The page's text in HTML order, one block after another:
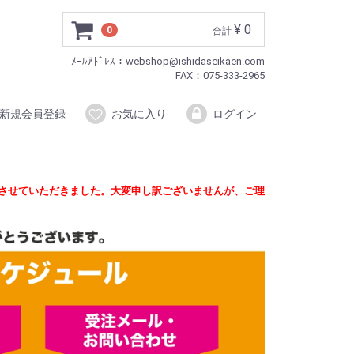
0 合計 ¥ 0
ﾒｰﾙｱﾄﾞﾚｽ：webshop@ishidaseikaen.com
FAX：075-333-2965
新規会員登録 お気に入り ログイン
ていただきました。大変申し訳ございませんが、ご理